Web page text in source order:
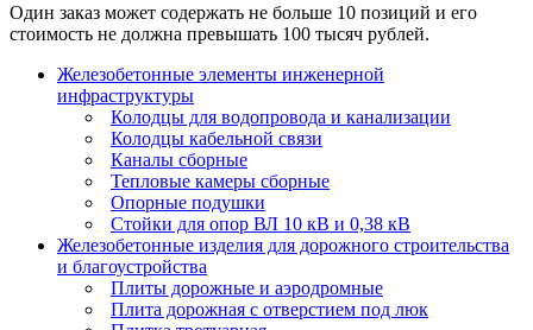
Один заказ может содержать не больше 10 позиций и его
стоимость не должна превышать 100 тысяч рублей.
Железобетонные элементы инженерной
инфраструктуры
Колодцы для водопровода и канализации
Колодцы кабельной связи
Каналы сборные
Тепловые камеры сборные
Опорные подушки
Стойки для опор ВЛ 10 кВ и 0,38 кВ
Железобетонные изделия для дорожного строительства
и благоустройства
Плиты дорожные и аэродромные
Плита дорожная с отверстием под люк